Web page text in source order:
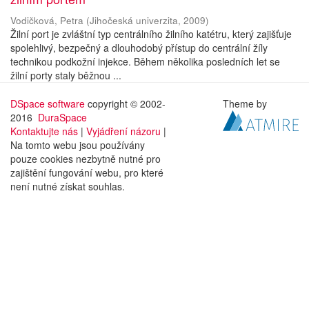
Vodičková, Petra (Jihočeská univerzita, 2009)
Žilní port je zvláštní typ centrálního žilního katétru, který zajišťuje
spolehlivý, bezpečný a dlouhodobý přístup do centrální žíly
technikou podkožní injekce. Během několika posledních let se
žilní porty staly běžnou ...
DSpace software copyright © 2002-
2016 DuraSpace
Kontaktujte nás | Vyjádření názoru |
Na tomto webu jsou používány
pouze cookies nezbytně nutné pro
zajištění fungování webu, pro které
není nutné získat souhlas.
Theme by